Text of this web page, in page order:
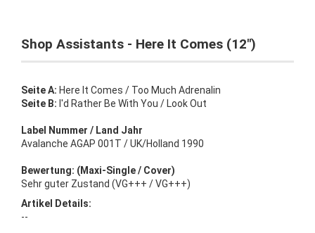
Shop Assistants - Here It Comes (12")
Seite A: Here It Comes / Too Much Adrenalin
Seite B: I'd Rather Be With You / Look Out
Label Nummer / Land Jahr
Avalanche AGAP 001T / UK/Holland 1990
Bewertung: (Maxi-Single / Cover)
Sehr guter Zustand (VG+++ / VG+++)
Artikel Details:
--